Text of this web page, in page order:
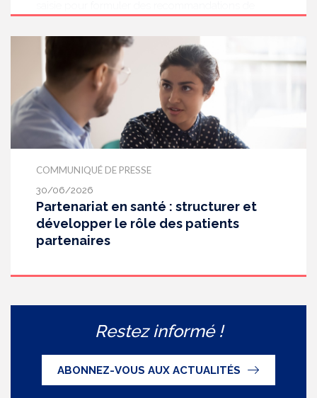
bonnes pratiques pour améliorer le diagnostic et
acouphènes chroniques invalidants . Elle publie
aujourd’hui ses travaux, destinés aux
professionnels de santé [1] impliqués dans le suivi
de ces patients.
COMMUNIQUÉ DE PRESSE
30/06/2026
Partenariat en santé : structurer et
développer le rôle des patients
partenaires
Restez informé !
ABONNEZ-VOUS AUX ACTUALITÉS